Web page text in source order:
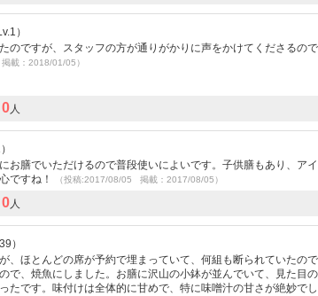
）
のですが、スタッフの方が通りがかりに声をかけてくださるの
載：2018/01/05）
0人
お膳でいただけるので普段使いによいです。子供膳もあり、ア
ですね！
（投稿:2017/08/05 掲載：2017/08/05）
0人
）
、ほとんどの席が予約で埋まっていて、何組も断られていたの
で、焼魚にしました。お膳に沢山の小鉢が並んでいて、見た目
たです。味付けは全体的に甘めで、特に味噌汁の甘さが絶妙で